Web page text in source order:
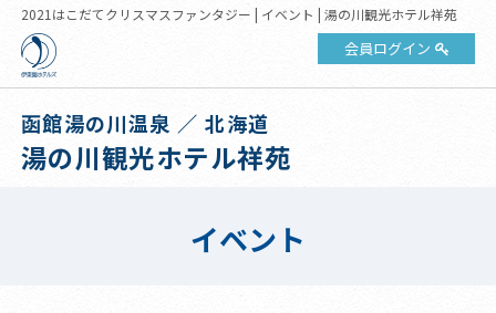
2021はこだてクリスマスファンタジー | イベント | 湯の川観光ホテル祥苑
会員ログイン
函館湯の川温泉 ／ 北海道
湯の川観光ホテル祥苑
イベント